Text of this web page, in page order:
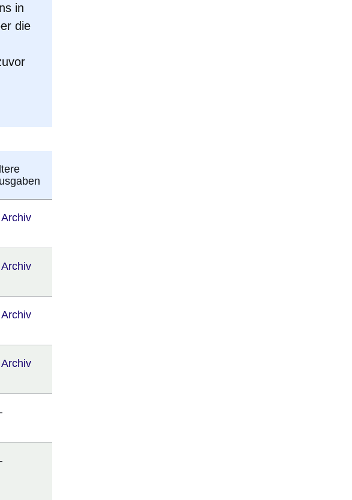
in
die
Fenster
Archivsich in einem neuen Fenster
Fenster
Archivsich in einem neuen Fenster
Fenster
Archivsich in einem neuen Fenster
Fenster
Archivsich in einem neuen Fenster
Fenster
Fenster